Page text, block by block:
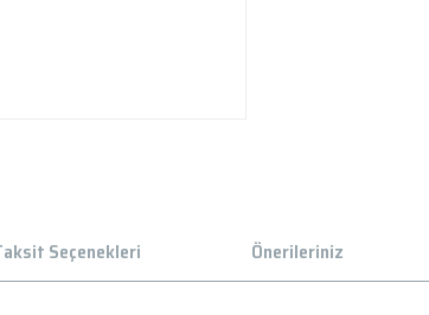
Seçenekleri Önerileriniz